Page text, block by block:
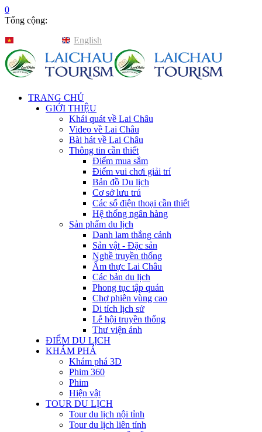
0
Tổng cộng:
English
TRANG CHỦ
GIỚI THIỆU
Khái quát về Lai Châu
Video về Lai Châu
Bài hát về Lai Châu
Thông tin cần thiết
Điểm mua sắm
Điểm vui chơi giải trí
Bản đồ Du lịch
Cơ sở lưu trú
Các số điện thoại cần thiết
Hệ thống ngân hàng
Sản phẩm du lịch
Danh lam thắng cảnh
Sản vật - Đặc sản
Nghề truyền thống
Ẩm thực Lai Châu
Các bản du lịch
Phong tục tập quán
Chợ phiên vùng cao
Di tích lịch sử
Lễ hội truyền thống
Thư viện ảnh
ĐIỂM DU LỊCH
KHÁM PHÁ
Khám phá 3D
Phim 360
Phim
Hiện vật
TOUR DU LỊCH
Tour du lịch nội tỉnh
Tour du lịch liên tỉnh